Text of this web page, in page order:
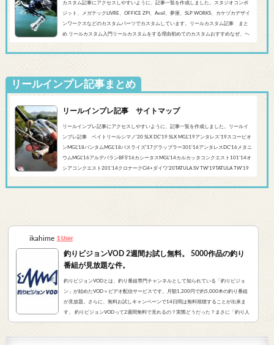
カスタム記事にアクセスしやすいように、記事一覧を作成しました。スタジオコンポ
ジット、メガテックLIVRE、OFFICE ZPI、Avail、夢屋、SLP WORKS、カケヅカデザイ
ンワークスなどのカスタムパーツでカスタムしています。リールカスタム記事 まと
め リールカスタム入門リールカスタムをする理由初めてのカスタムおすすめなぜ、ヘ
スMGL’19スコーピオンMGL&#0...
リールインプレ記事まとめ
リールインプレ記事 サイトマップ
リールインプレ記事にアクセスしやすいように、記事一覧を作成しました。リールイ
ンプレ記事 ベイトリールシマノ'20 SLX DC’19 SLX MGL'19アンタレス’19スコーピオ
ンMGL'18バンタムMGL'18バスライズ’17グラップラー301‘16アンタレスDC’16メタニ
ウムMGL’16アルデバランBFS’16カシータスMGL’14カルカッタコンクエスト101’14オ
シアコンクエスト201'14クロナークCi4+ダイワ’20TATULA SV TW'19TATULA TW'19
ガルシア’...
ikahime 1 User
釣りビジョンVOD 2週間お試し無料。 5000作品の釣り
番組が見放題な件。
釣りビジョンVODとは、釣り番組専門チャンネルとして知られている「釣りビジョ
ン」が始めたVOD＝ビデオ配信サービスです。月額1,200円で約5,000本の釣り番組
が見放題。さらに、無料お試しキャンペーンで14日間は無料視聴することが出来ま
す。 釣りビジョンVODって2週間無料で見れるの？実際どうだった？まさに「釣り人
が求めていたVOD」でした。実際にサービスを申し込んだので、レビューをお伝えし